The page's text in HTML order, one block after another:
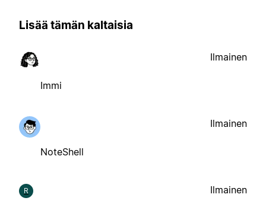
Lisää tämän kaltaisia
Immi
Ilmainen
NoteShell
Ilmainen
R Ilmainen